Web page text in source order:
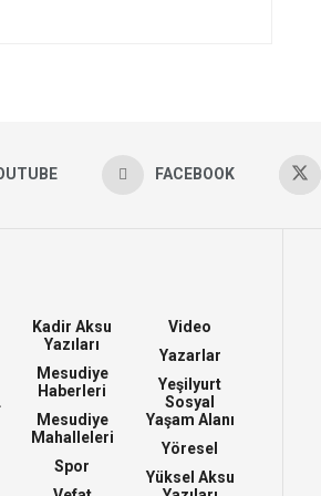
FACEBOOK
Kadir Aksu
Yazıları
Mesudiye
Haberleri
Mesudiye
Mahalleleri
Spor
Video
Yazarlar
Yeşilyurt
Sosyal
Yaşam Alanı
Yöresel
Yüksel Aksu